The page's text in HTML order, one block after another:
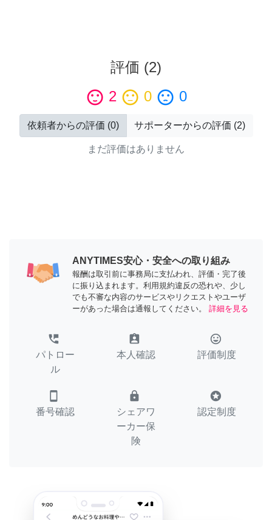
評価 (2)
sentiment_satisfied 2 sentiment_neutral 0 sentiment_dissatisfied 0
依頼者からの評価 (0) サポーターからの評価 (2)
まだ評価はありません
ANYTIMES安心・安全への取り組み
報酬は取引前に事務局に支払われ、評価・完了後
に振り込まれます。利用規約違反の恐れや、少し
でも不審な内容のサービスやリクエストやユーザ
ーがあった場合は通報してください。
詳細を見る
perm_phone_msg
パトロー
ル
assignment_ind
本人確認
tag_faces
評価制度
smartphone
番号確認
lock
シェアワ
ーカー保
険
stars
認定制度